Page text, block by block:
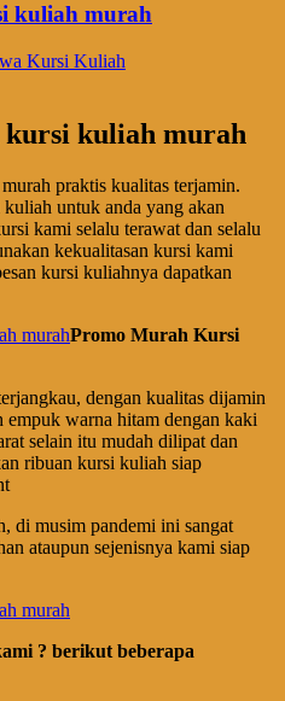
kuliah murah
Kursi Kuliah
kursi kuliah murah
praktis kualitas terjamin.
untuk anda yang akan
kami selalu terawat dan selalu
kekualitasan kursi kami
kursi kuliahnya dapatkan
Promo Murah Kursi
dengan kualitas dijamin
empuk warna hitam dengan kaki
selain itu mudah dilipat dan
ribuan kursi kuliah siap
di musim pandemi ini sangat
ataupun sejenisnya kami siap
? berikut beberapa